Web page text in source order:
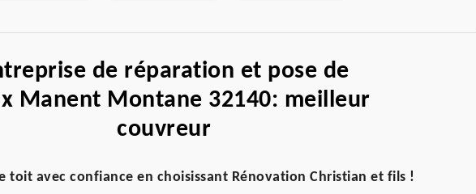
de réparation et pose de
Manent Montane 32140: meilleur
couvreur
toit avec confiance en choisissant Rénovation Christian et fils !